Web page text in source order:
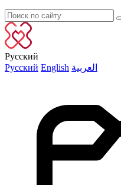
Русский
Русский English العربية